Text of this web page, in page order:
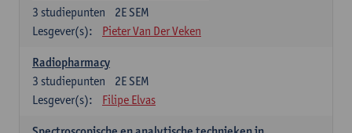
2E SEM
3 studiepunten
Lesgever(s):
Pieter Van Der Veken
Radiopharmacy
2E SEM
3 studiepunten
Lesgever(s):
Filipe Elvas